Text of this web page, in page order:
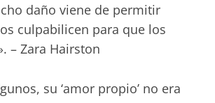
daño viene de permitir
culpabilicen para que los
– Zara Hairston
su ‘amor propio’ no era